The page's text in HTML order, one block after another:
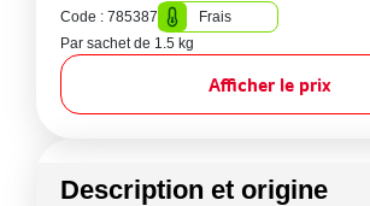
Code : 785387
Frais
Par sachet de 1.5 kg
Afficher le prix
Description et origine